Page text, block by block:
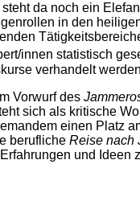
da noch ein
in den
innen statistisch
verhandelt
Vorwurf des
sich als kritische
einen Platz
berufliche Reise nach
und Ideen